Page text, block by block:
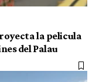
la pelicula
del Palau